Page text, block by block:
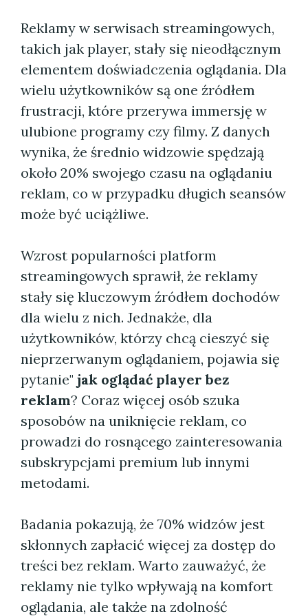
Reklamy w serwisach streamingowych,
takich jak player, stały się nieodłącznym
elementem doświadczenia oglądania. Dla
wielu użytkowników są one źródłem
frustracji, które przerywa immersję w
ulubione programy czy filmy. Z danych
wynika, że średnio widzowie spędzają
około 20% swojego czasu na oglądaniu
reklam, co w przypadku długich seansów
może być uciążliwe.
Wzrost popularności platform
streamingowych sprawił, że reklamy
stały się kluczowym źródłem dochodów
dla wielu z nich. Jednakże, dla
użytkowników, którzy chcą cieszyć się
nieprzerwanym oglądaniem, pojawia się
pytanie" jak oglądać player bez
reklam? Coraz więcej osób szuka
sposobów na uniknięcie reklam, co
prowadzi do rosnącego zainteresowania
subskrypcjami premium lub innymi
metodami.
Badania pokazują, że 70% widzów jest
skłonnych zapłacić więcej za dostęp do
treści bez reklam. Warto zauważyć, że
reklamy nie tylko wpływają na komfort
oglądania, ale także na zdolność